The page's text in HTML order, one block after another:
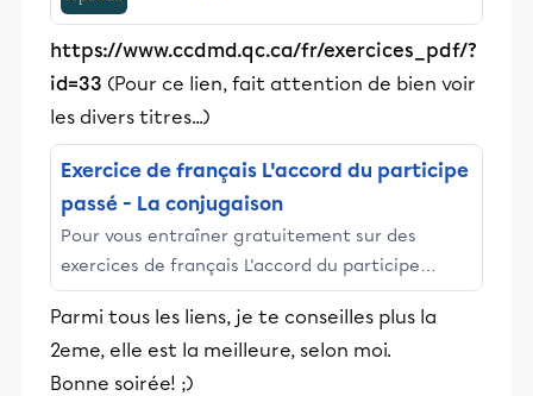
https://www.ccdmd.qc.ca/fr/exercices_pdf/?
id=33 (Pour ce lien, fait attention de bien voir
les divers titres...)
Exercice de français L'accord du participe
passé - La conjugaison
Pour vous entraîner gratuitement sur des
exercices de français L'accord du participe
passé
Parmi tous les liens, je te conseilles plus la
2eme, elle est la meilleure, selon moi.
Bonne soirée! ;)